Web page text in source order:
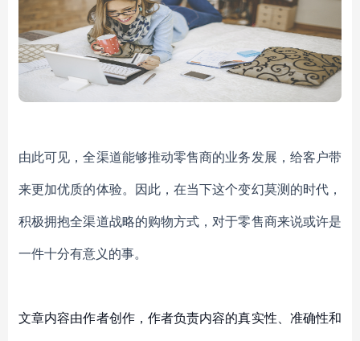
由此可见，全渠道能够推动零售商的业务发展，给客户带
来更加优质的体验。因此，在当下这个变幻莫测的时代，
积极拥抱全渠道战略的购物方式，对于零售商来说或许是
一件十分有意义的事。
文章内容由作者创作，作者负责内容的真实性、准确性和